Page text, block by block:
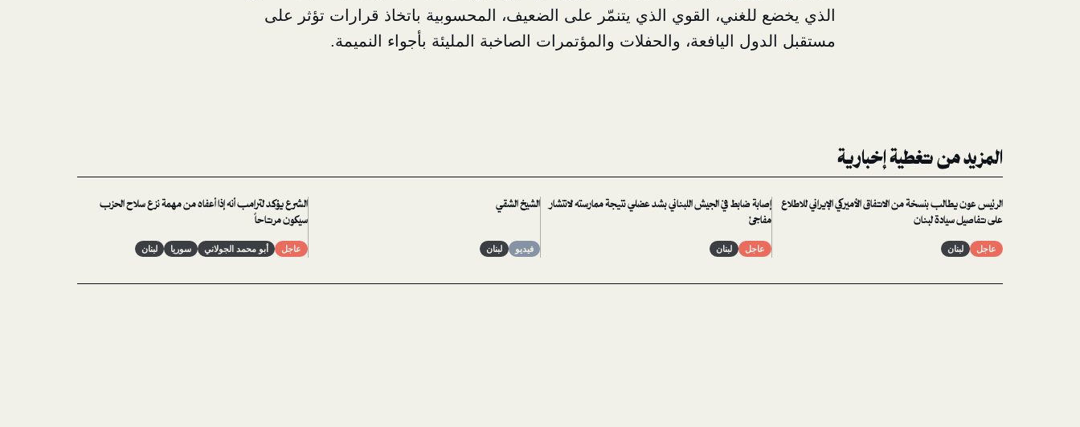
الذي يخضع للغني، القوي الذي يتنمّر على الضعيف، المحسوبية باتخاذ قرارات تؤثر على
مستقبل الدول اليافعة، والحفلات والمؤتمرات الصاخبة المليئة بأجواء النميمة.
المزيد من تغطية إخبارية
الرئيس عون يطالب بنسخة من الاتفاق الأميركي الإيراني للاطلاع
على تفاصيل سيادة لبنان
عاجل لبنان
إصابة ضابط في الجيش اللبناني بشد عضلي نتيجة ممارسته لانتشار
مفاجئ
عاجل لبنان
الشيخ الشقي
فيديو لبنان
الشرع يؤكد لترامب أنه إذا أعفاه من مهمة نزع سلاح الحزب
سيكون مرتاحاً
عاجل أبو محمد الجولاني سوريا لبنان